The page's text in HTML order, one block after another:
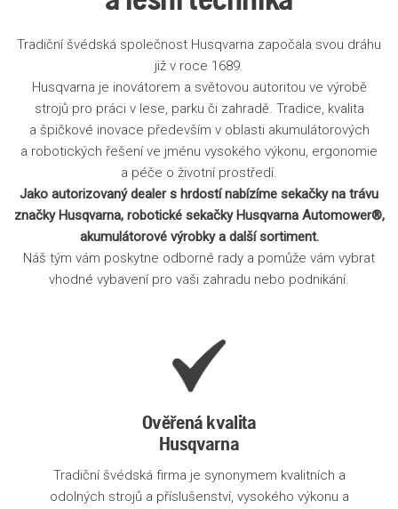
Tradiční švédská společnost Husqvarna započala svou dráhu
již v roce 1689.
Husqvarna je inovátorem a světovou autoritou ve výrobě
strojů pro práci v lese, parku či zahradě. Tradice, kvalita
a špičkové inovace především v oblasti akumulátorových
a robotických řešení ve jménu vysokého výkonu, ergonomie
a péče o životní prostředí.
Jako autorizovaný dealer s hrdostí nabízíme sekačky na trávu
značky Husqvarna, robotické sekačky Husqvarna Automower®,
akumulátorové výrobky a další sortiment.
Náš tým vám poskytne odborné rady a pomůže vám vybrat
vhodné vybavení pro vaši zahradu nebo podnikání.
Ověřená kvalita
Husqvarna
Tradiční švédská firma je synonymem kvalitních a
odolných strojů a příslušenství, vysokého výkonu a